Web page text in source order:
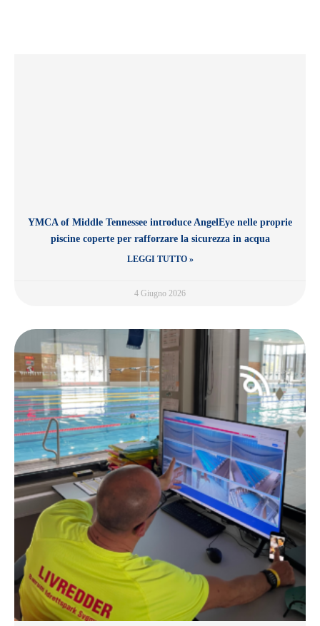
YMCA of Middle Tennessee introduce AngelEye nelle proprie
piscine coperte per rafforzare la sicurezza in acqua
LEGGI TUTTO »
4 Giugno 2026